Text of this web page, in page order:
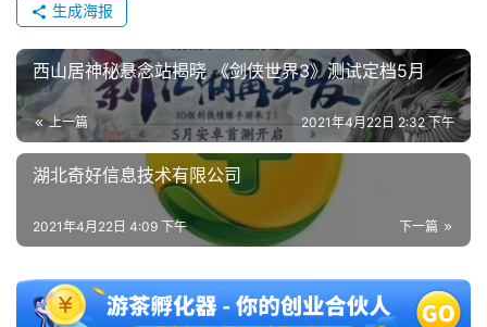
7
月
3
0
日
游
对
生成海报
西山居神秘悬念站揭晓 《剑侠世界3》测试定档5月
上一篇 2021年4月22日 2:32 下午
湖北奇好信息技术有限公司
下一篇
2021年4月22日 4:09 下午